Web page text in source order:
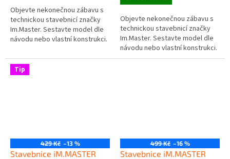
hvězdiček.
Objevte nekonečnou zábavu s
technickou stavebnicí značky
Im.Master. Sestavte model dle
návodu nebo vlastní konstrukci.
Objevte nekonečnou zábavu s
technickou stavebnicí značky
Im.Master. Sestavte model dle
návodu nebo vlastní konstrukci.
Tip
429 Kč –13 %
Stavebnice iM.MASTER
499 Kč –16 %
Stavebnice iM.MASTER